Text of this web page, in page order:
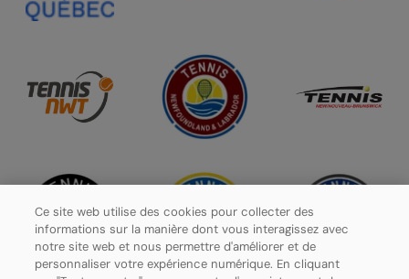
Ce site web utilise des cookies pour collecter des
informations sur la manière dont vous interagissez avec
notre site web et nous permettre d'améliorer et de
personnaliser votre expérience numérique. En cliquant